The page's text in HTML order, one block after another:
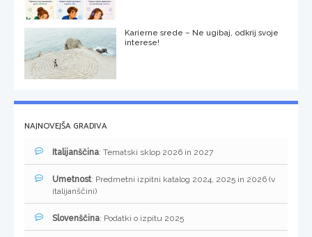
Karierne srede – Ne ugibaj, odkrij svoje
interese!
NAJNOVEJŠA GRADIVA
Italijanščina: Tematski sklop 2026 in 2027
Umetnost: Predmetni izpitni katalog 2024, 2025 in 2026 (v
italijanščini)
Slovenščina: Podatki o izpitu 2025